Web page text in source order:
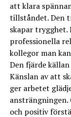
att klara
tillståndet. Den
skapar
professionella
kollegor man
Den fjärde
Känslan av att
ger arbetet
och positiv